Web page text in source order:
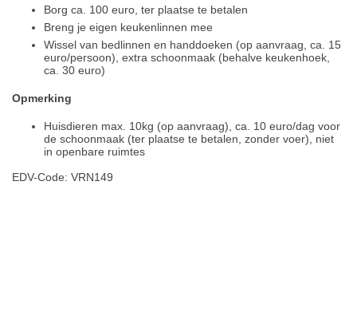
Borg ca. 100 euro, ter plaatse te betalen
Breng je eigen keukenlinnen mee
Wissel van bedlinnen en handdoeken (op aanvraag, ca. 15
euro/persoon), extra schoonmaak (behalve keukenhoek,
ca. 30 euro)
Opmerking
Huisdieren max. 10kg (op aanvraag), ca. 10 euro/dag voor
de schoonmaak (ter plaatse te betalen, zonder voer), niet
in openbare ruimtes
EDV-Code: VRN149